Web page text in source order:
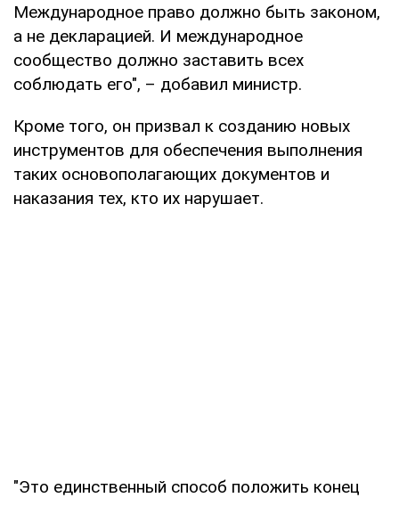
Международное право должно быть законом,
а не декларацией. И международное
сообщество должно заставить всех
соблюдать его", – добавил министр.
Кроме того, он призвал к созданию новых
инструментов для обеспечения выполнения
таких основополагающих документов и
наказания тех, кто их нарушает.
"Это единственный способ положить конец